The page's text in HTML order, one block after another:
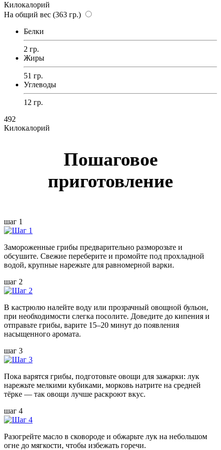
Килокалорий
На общий вес (363 гр.)
Белки
2 гр.
Жиры
51 гр.
Углеводы
12 гр.
492
Килокалорий
Пошаговое
приготовление
шаг 1
Замороженные грибы предварительно разморозьте и
обсушите. Свежие переберите и промойте под прохладной
водой, крупные нарежьте для равномерной варки.
шаг 2
В кастрюлю налейте воду или прозрачный овощной бульон,
при необходимости слегка посолите. Доведите до кипения и
отправьте грибы, варите 15–20 минут до появления
насыщенного аромата.
шаг 3
Пока варятся грибы, подготовьте овощи для зажарки: лук
нарежьте мелкими кубиками, морковь натрите на средней
тёрке — так овощи лучше раскроют вкус.
шаг 4
Разогрейте масло в сковороде и обжарьте лук на небольшом
огне до мягкости, чтобы избежать горечи.